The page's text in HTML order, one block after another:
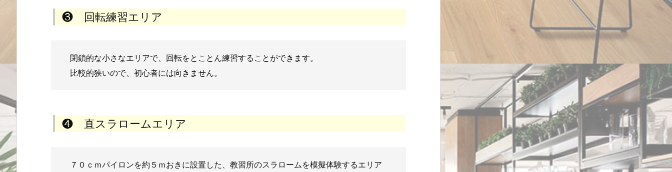
❸ 回転練習エリア
閉鎖的な小さなエリアで、回転をとことん練習することができます。
比較的狭いので、初心者には向きません。
❹ 直スラロームエリア
７０ｃｍパイロンを約５ｍおきに設置した、教習所のスラロームを模擬体験するエリア